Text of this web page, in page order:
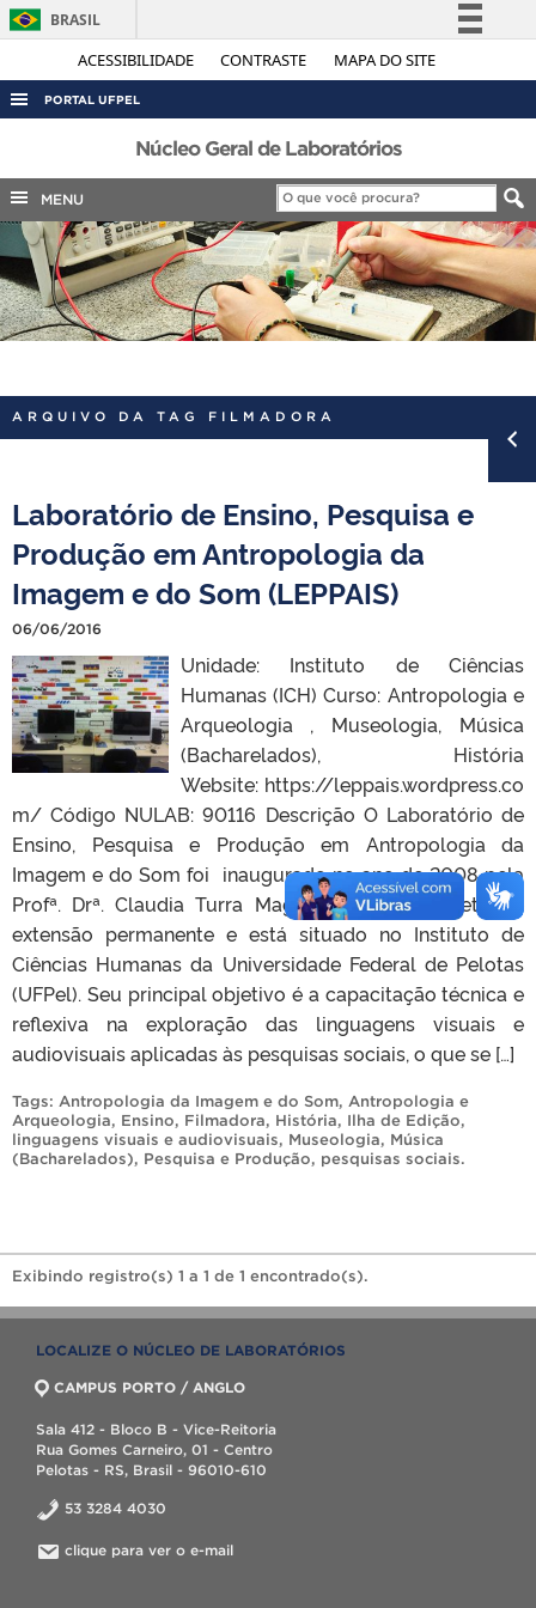
ACESSIBILIDADE CONTRASTE MAPA DO SITE
BRASIL
Simplifique!
Legislação
Canais
PORTAL UFPEL
ACESSO À INFORMAÇÃO
AUDITORIA
COBALTO
CONCURSOS
EDITAIS
INTERNACIONAL
PORTARIAS
Núcleo Geral de Laboratórios
MENU
ARQUIVO DA TAG FILMADORA
Laboratório de Ensino, Pesquisa e
Produção em Antropologia da
Imagem e do Som (LEPPAIS)
06/06/2016
Unidade: Instituto de Ciências
Humanas (ICH) Curso: Antropologia e
Arqueologia , Museologia, Música
(Bacharelados), História
Website: https://leppais.wordpress.co
m/ Código NULAB: 90116 Descrição O Laboratório de
Ensino, Pesquisa e Produção em Antropologia da
Imagem e do Som foi inaugurado no ano de 2008 pela
Profª. Drª. Claudia Turra Magni como um projeto de
extensão permanente e está situado no Instituto de
Ciências Humanas da Universidade Federal de Pelotas
(UFPel). Seu principal objetivo é a capacitação técnica e
reflexiva na exploração das linguagens visuais e
audiovisuais aplicadas às pesquisas sociais, o que se […]
Tags: Antropologia da Imagem e do Som, Antropologia e
Arqueologia, Ensino, Filmadora, História, Ilha de Edição,
linguagens visuais e audiovisuais, Museologia, Música
(Bacharelados), Pesquisa e Produção, pesquisas sociais.
Exibindo registro(s) 1 a 1 de 1 encontrado(s).
LOCALIZE O NÚCLEO DE LABORATÓRIOS
CAMPUS PORTO / ANGLO
Sala 412 - Bloco B - Vice-Reitoria
Rua Gomes Carneiro, 01 - Centro
Pelotas - RS, Brasil - 96010-610
53 3284 4030
clique para ver o e-mail